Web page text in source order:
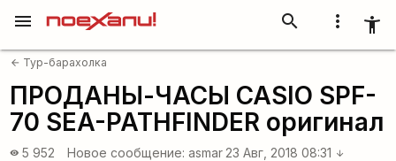
more_vert accessibility_new
search
menu
arrow_back Тур-барахолка
ПРОДАНЫ-ЧАСЫ CASIO SPF-
70 SEA-PATHFINDER оригинал
visibility 5 952 Новое сообщение: asmar 23 Авг, 2018 08:31 arrow_downward